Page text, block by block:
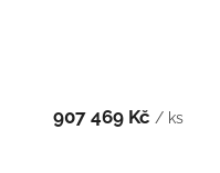
907 469 Kč/ ks